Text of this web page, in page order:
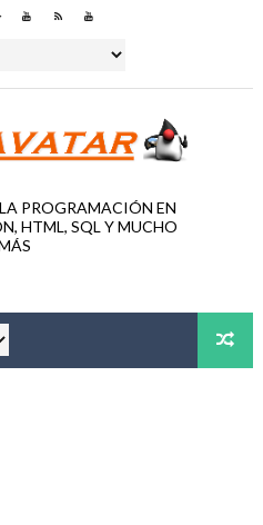
PROGRAMACIÓN EN
HTML, SQL Y MUCHO